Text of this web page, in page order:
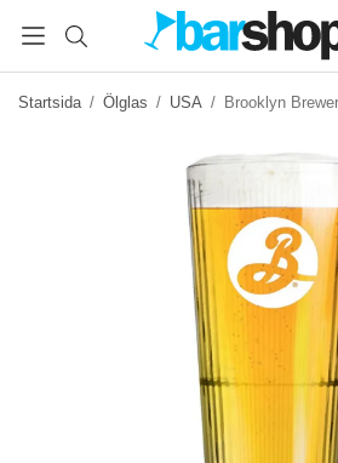
Startsida / Ölglas / USA / Brooklyn